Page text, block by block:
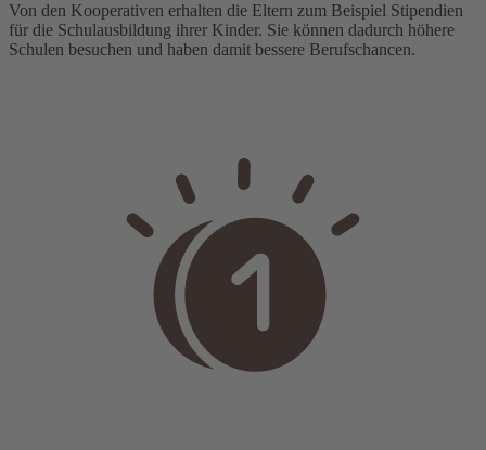
Von den Kooperativen erhalten die Eltern zum Beispiel Stipendien
für die Schulausbildung ihrer Kinder. Sie können dadurch höhere
Schulen besuchen und haben damit bessere Berufschancen.